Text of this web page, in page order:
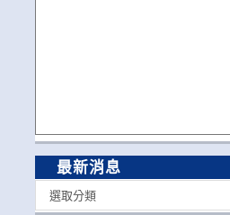
最新消息
選取分類